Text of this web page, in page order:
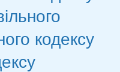
кодексу